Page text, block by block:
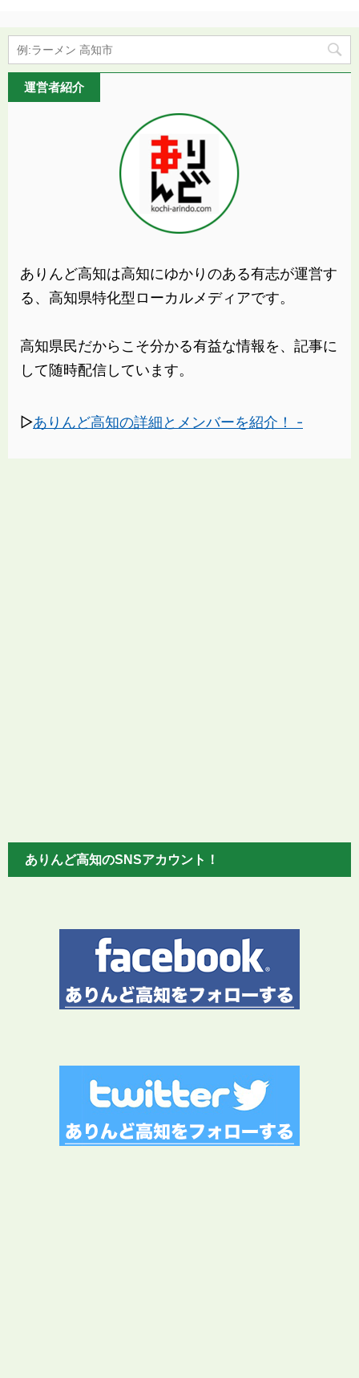
運営者紹介
ありんど高知は高知にゆかりのある有志が運営す
る、高知県特化型ローカルメディアです。
高知県民だからこそ分かる有益な情報を、記事に
して随時配信しています。
▷ありんど高知の詳細とメンバーを紹介！ -
ありんど高知のSNSアカウント！